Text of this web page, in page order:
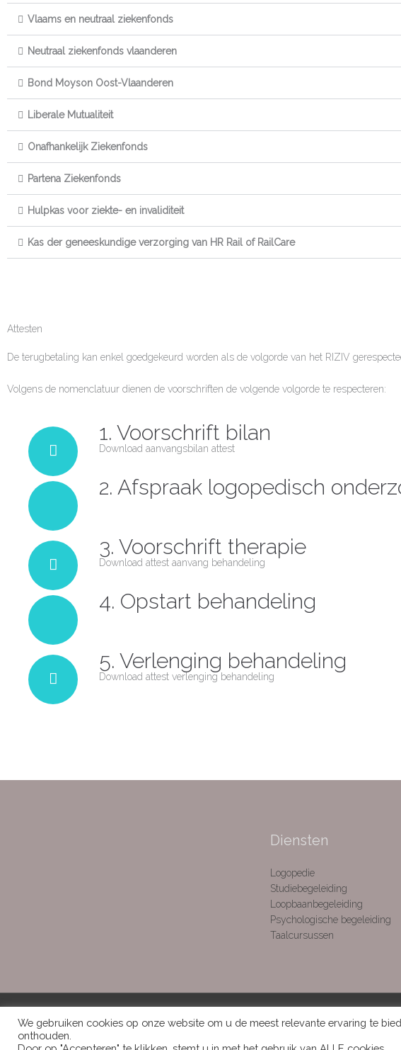
Vlaams en neutraal ziekenfonds
Neutraal ziekenfonds vlaanderen
Bond Moyson Oost-Vlaanderen
Liberale Mutualiteit
Onafhankelijk Ziekenfonds
Partena Ziekenfonds
Hulpkas voor ziekte- en invaliditeit
Kas der geneeskundige verzorging van HR Rail of RailCare
Attesten
De terugbetaling kan enkel goedgekeurd worden als de volgorde van het RIZIV
Volgens de nomenclatuur dienen de voorschriften de volgende volgorde te respecteren:
1. Voorschrift bilan
Download aanvangsbilan attest
2. Afspraak logopedisch
3. Voorschrift therapie
Download attest aanvang behandeling
4. Opstart behandeling
5. Verlenging behandeling
Download attest verlenging behandeling
Diensten
Logopedie
Studiebegeleiding
Loopbaanbegeleiding
Psychologische begeleiding
Taalcursussen
Copyright ©
We gebruiken cookies op onze website om u de meest relevante ervaring te
onthouden.